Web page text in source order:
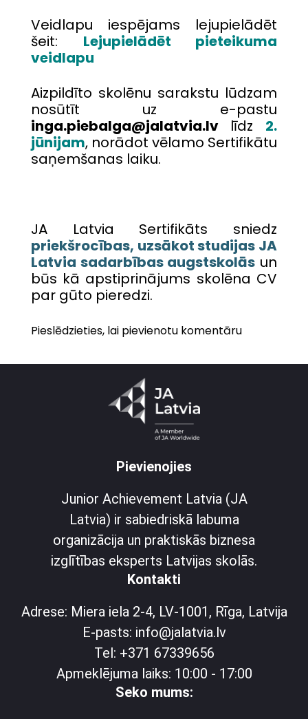
Veidlapu iespējams lejupielādēt
šeit: Lejupielādēt pieteikuma
veidlapu
Aizpildīto skolēnu sarakstu lūdzam
nosūtīt uz e-pastu
inga.piebalga@jalatvia.lvlīdz 2.
jūnijam, norādot vēlamo Sertifikātu
saņemšanas laiku.
JA Latvia Sertifikāts sniedz
priekšrocības, uzsākot studijas JA
Latvia sadarbības augstskolās un
būs kā apstiprinājums skolēna CV
par gūto pieredzi.
Pieslēdzieties, lai pievienotu komentāru
Pievienojies
Junior Achievement Latvia (JA
Latvia) ir sabiedriskā labuma
organizācija un praktiskās biznesa
izglītības eksperts Latvijas skolās.
Kontakti
Adrese: Miera iela 2-4, LV-1001, Rīga, Latvija
E-pasts: info@jalatvia.lv
Tel: +371 67339656
Apmeklējuma laiks: 10:00 - 17:00
Seko mums: